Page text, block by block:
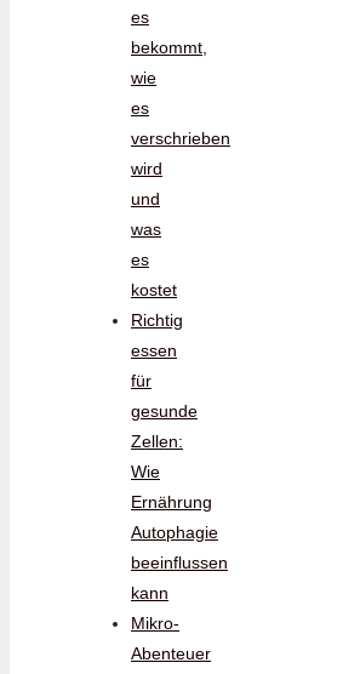
es
bekommt,
wie
es
verschrieben
wird
und
was
es
kostet
Richtig
essen
für
gesunde
Zellen:
Wie
Ernährung
Autophagie
beeinflussen
kann
Mikro-
Abenteuer